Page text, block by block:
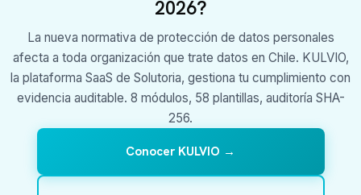
2026?
La nueva normativa de protección de datos personales
afecta a toda organización que trate datos en Chile. KULVIO,
la plataforma SaaS de Solutoria, gestiona tu cumplimiento con
evidencia auditable. 8 módulos, 58 plantillas, auditoría SHA-
256.
Conocer KULVIO →